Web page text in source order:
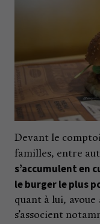
Devant le
familles, entre
s’accumulent en
le burger le plus
quant à lui,
s’associent